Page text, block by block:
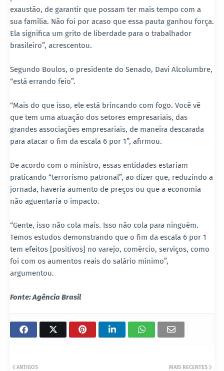
exaustão, de garantir que possam ter mais tempo com a
sua família. Não foi por acaso que essa pauta ganhou força.
Ela significa um grito de liberdade para o trabalhador
brasileiro”, acrescentou.
Segundo Boulos, o presidente do Senado, Davi Alcolumbre,
“está errando feio”.
“Mais do que isso, ele está brincando com fogo. Você vê
que tem uma atuação dos setores empresariais, das
grandes associações empresariais, de maneira descarada
para atacar o fim da escala 6 por 1”, afirmou.
De acordo com o ministro, essas entidades estariam
praticando “terrorismo patronal”, ao dizer que, reduzindo a
jornada, haveria aumento de preços ou que a economia
não aguentaria o impacto.
“Gente, isso não cola mais. Isso não cola para ninguém.
Temos estudos demonstrando que o fim da escala 6 por 1
tem efeitos [positivos] no varejo, comércio, serviços, como
foi com os aumentos reais do salário mínimo”,
argumentou.
Fonte: Agência Brasil
MAIS RECENTES
ANTIGOS